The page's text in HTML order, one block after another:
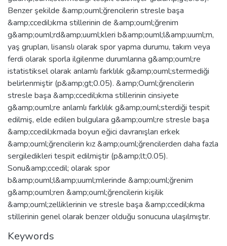
Benzer şekilde &amp;ouml;ğrencilerin stresle başa
&amp;ccedil;ıkma stillerinin de &amp;ouml;ğrenim
g&amp;ouml;rd&amp;uuml;kleri b&amp;ouml;l&amp;uuml;m,
yaş grupları, lisanslı olarak spor yapma durumu, takım veya
ferdi olarak sporla ilgilenme durumlarına g&amp;ouml;re
istatistiksel olarak anlamlı farklılık g&amp;ouml;stermediği
belirlenmiştir (p&amp;gt;0.05). &amp;Ouml;ğrencilerin
stresle başa &amp;ccedil;ıkma stillerinin cinsiyete
g&amp;ouml;re anlamlı farklılık g&amp;ouml;sterdiği tespit
edilmiş, elde edilen bulgulara g&amp;ouml;re stresle başa
&amp;ccedil;ıkmada boyun eğici davranışları erkek
&amp;ouml;ğrencilerin kız &amp;ouml;ğrencilerden daha fazla
sergiledikleri tespit edilmiştir (p&amp;lt;0.05).
Sonu&amp;ccedil; olarak spor
b&amp;ouml;l&amp;uuml;mlerinde &amp;ouml;ğrenim
g&amp;ouml;ren &amp;ouml;ğrencilerin kişilik
&amp;ouml;zelliklerinin ve stresle başa &amp;ccedil;ıkma
stillerinin genel olarak benzer olduğu sonucuna ulaşılmıştır.
Keywords